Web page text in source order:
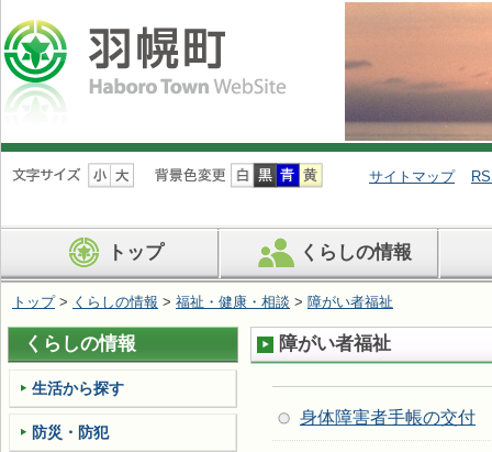
ナ
ビ
ン
を
ば
す
サイトマップ
トップ くらしの情報
トップ> くらしの情報 > 福祉・健康・相談 > 障がい者福祉
障がい者福祉
身体障害者手帳の交付
くらしの情報
生活から探す
防災・防犯